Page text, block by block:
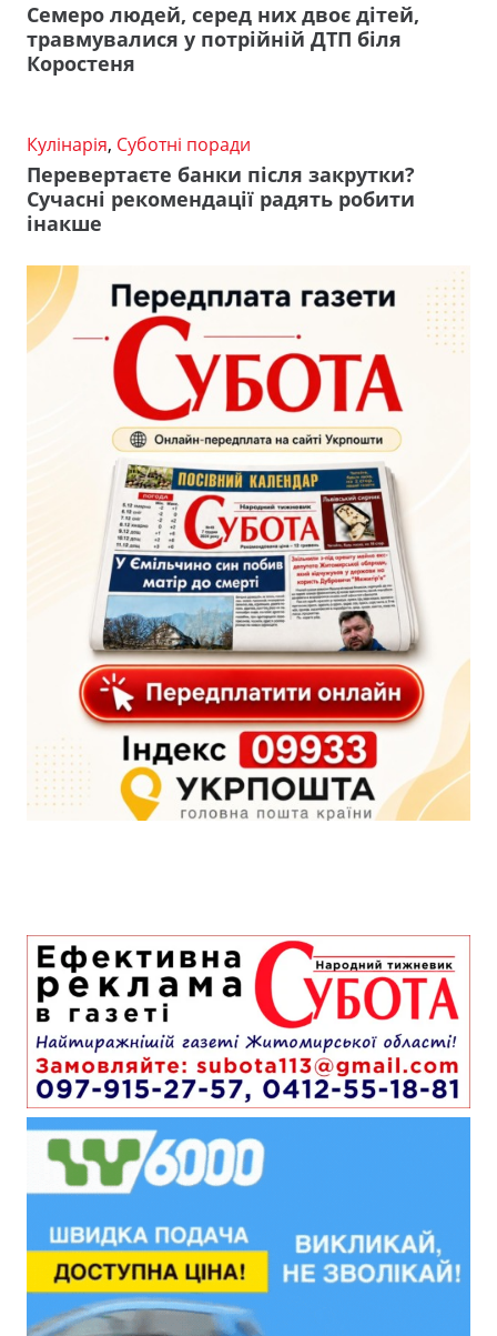
Семеро людей, серед них двоє дітей,
травмувалися у потрійній ДТП біля
Коростеня
Кулінарія, Суботні поради
Перевертаєте банки після закрутки?
Сучасні рекомендації радять робити
інакше